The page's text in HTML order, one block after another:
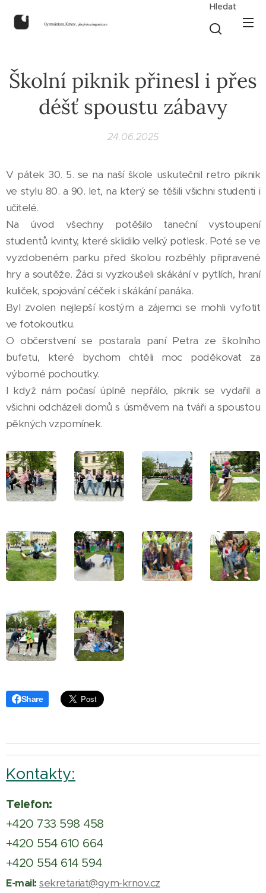
Gymnázium, Krnov,příspěvková organizace
Hledat
Školní piknik přinesl i přes
déšť spoustu zábavy
24.06.2025
V pátek 30. 5. se na naší škole uskutečnil retro piknik
ve stylu 80. a 90. let, na který se těšili všichni studenti i
učitelé.
Na úvod všechny potěšilo taneční vystoupení
studentů kvinty, které sklidilo velký potlesk. Poté se ve
vyzdobeném parku před školou rozběhly připravené
hry a soutěže. Žáci si vyzkoušeli skákání v pytlích, hraní
kuliček, spojování céček i skákání panáka.
Byl zvolen nejlepší kostým a zájemci se mohli vyfotit
ve fotokoutku.
O občerstvení se postarala paní Petra ze školního
bufetu, které bychom chtěli moc poděkovat za
výborné pochoutky.
I když nám počasí úplně nepřálo, piknik se vydařil a
všichni odcházeli domů s úsměvem na tváři a spoustou
pěkných vzpomínek.
Share
Kontakty:
Telefon:
+420 733 598 458
+420 554 610 664
+420 554 614 594
E-mail: sekretariat@gym-krnov.cz